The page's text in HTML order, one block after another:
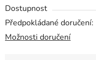
Dostupnost
Předpokládané doručení:
Možnosti doručení